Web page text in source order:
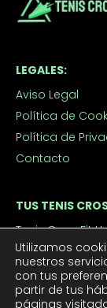
LEGALES:
Aviso Legal
Política de
Política de
Contacto
TUS TENIS
Tenis CrossFit
Tenis CrossFit
APROVECHA
Utilizamos
nuestros
con tus
partir de tus
páginas